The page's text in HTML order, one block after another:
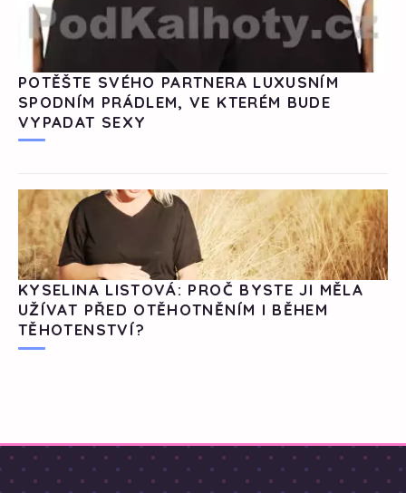
POTĚŠTE SVÉHO PARTNERA LUXUSNÍM
SPODNÍM PRÁDLEM, VE KTERÉM BUDE
VYPADAT SEXY
KYSELINA LISTOVÁ: PROČ BYSTE JI MĚLA
UŽÍVAT PŘED OTĚHOTNĚNÍM I BĚHEM
TĚHOTENSTVÍ?